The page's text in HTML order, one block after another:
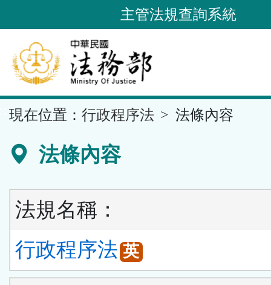
到
要
內
容
區
主管法規查詢系統
現在位置： 行政程序法 法條內容
法條內容
法規名稱：
行政程序法 英